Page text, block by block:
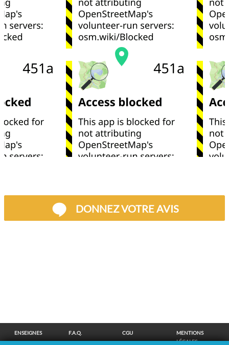
DONNEZ VOTRE AVIS
ENSEIGNES F.A.Q. CGU
MENTIONS
LÉGALES